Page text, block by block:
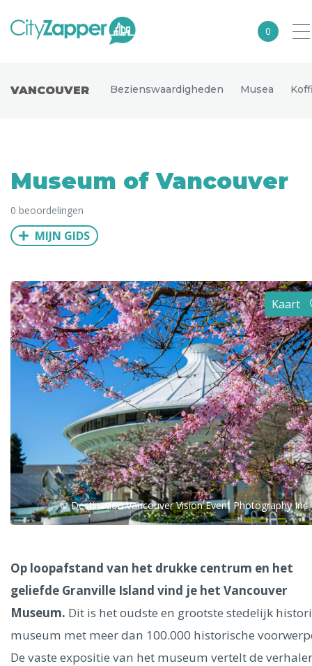
0
Europa
Noord-Amerika
Azië
Uitgelichte bestemmingen
Alle steden
Phoenix
Dresden
VANCOUVER Bezienswaardigheden Musea
Museum of Vancouver
0 beoordelingen
MIJN GIDS
Kaart
© Destination Vancouver Vision Event Photography Inc
Op loopafstand van het drukke centrum en het
geliefde Granville Island vind je het Vancouver
Museum. Dit is het oudste en grootste stedelijk
museum met meer dan 100.000 historische
De vaste expositie van het museum vertelt de